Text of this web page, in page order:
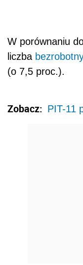
W porównaniu
liczba
(o 7,5 proc.).
Zobacz: PIT-11